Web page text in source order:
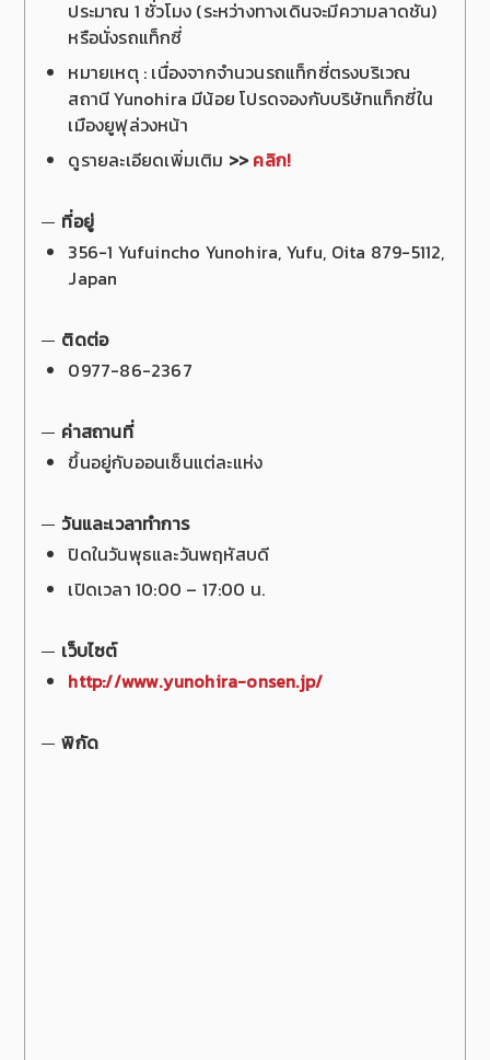
ประมาณ 1 ชั่วโมง (ระหว่างทางเดินจะมีความลาดชัน)
หรือนั่งรถแท็กซี่
หมายเหตุ : เนื่องจากจำนวนรถแท็กซี่ตรงบริเวณ
สถานี Yunohira มีน้อย โปรดจองกับบริษัทแท็กซี่ใน
เมืองยูฟุล่วงหน้า
ดูรายละเอียดเพิ่มเติม >>คลิก!
ที่อยู่
356-1 Yufuincho Yunohira, Yufu, Oita 879-5112,
Japan
ติดต่อ
0977-86-2367
ค่าสถานที่
ขึ้นอยู่กับออนเซ็นแต่ละแห่ง
วันและเวลาทำการ
ปิดในวันพุธและวันพฤหัสบดี
เปิดเวลา 10:00 – 17:00 น.
เว็บไซต์
http://www.yunohira-onsen.jp/
พิกัด